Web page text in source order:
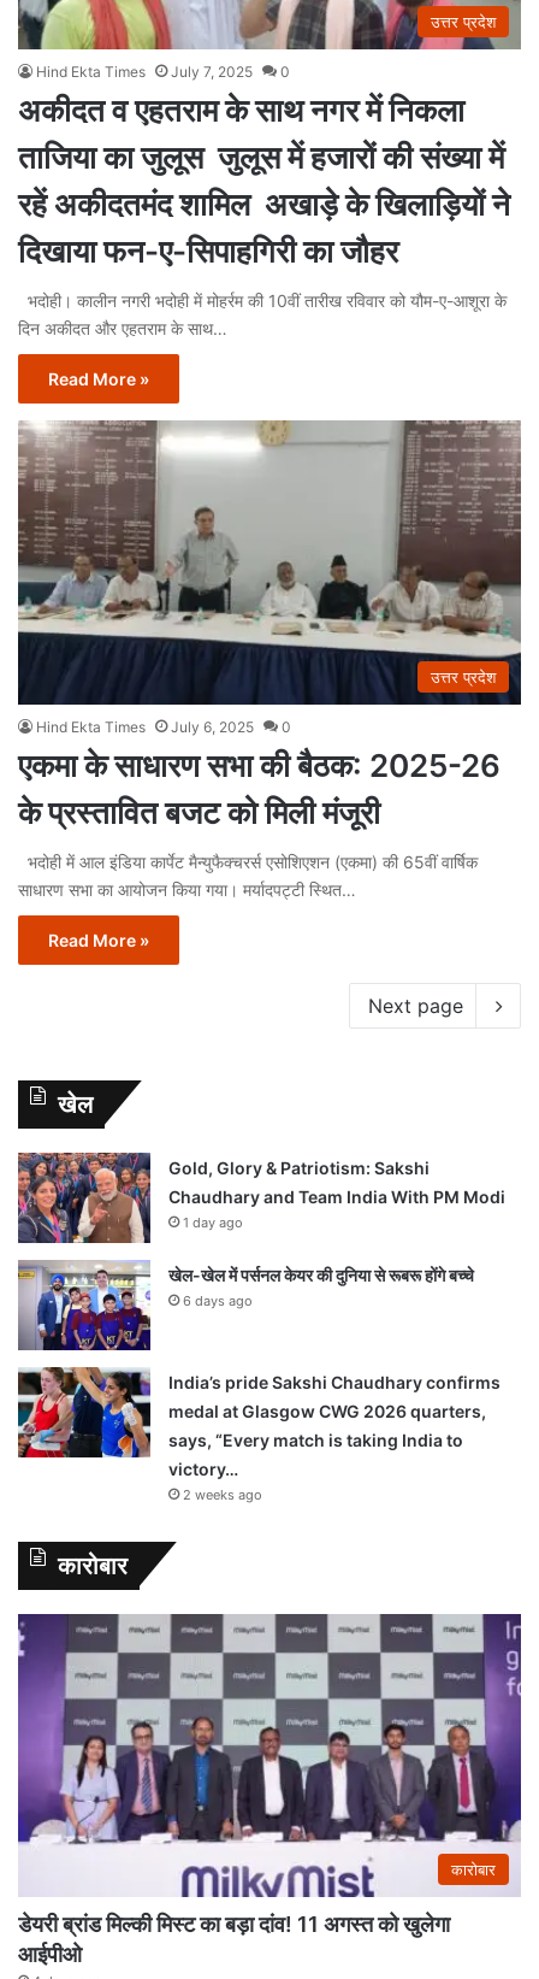
उत्तर प्रदेश
Hind Ekta Times July 7, 2025 0
अकीदत व एहतराम के साथ नगर में निकला
ताजिया का जुलूस जुलूस में हजारों की संख्या में
रहें अकीदतमंद शामिल अखाड़े के खिलाड़ियों ने
दिखाया फन-ए-सिपाहगिरी का जौहर
भदोही। कालीन नगरी भदोही में मोहर्रम की 10वीं तारीख रविवार को यौम-ए-आशूरा के
दिन अकीदत और एहतराम के साथ…
Read More »
उत्तर प्रदेश
Hind Ekta Times July 6, 2025 0
एकमा के साधारण सभा की बैठक: 2025-26
के प्रस्तावित बजट को मिली मंजूरी
भदोही में आल इंडिया कार्पेट मैन्युफैक्चरर्स एसोशिएशन (एकमा) की 65वीं वार्षिक
साधारण सभा का आयोजन किया गया। मर्यादपट्टी स्थित…
Read More »
Next page
खेल
Gold, Glory & Patriotism: Sakshi
Chaudhary and Team India With PM Modi
1 day ago
खेल-खेल में पर्सनल केयर की दुनिया से रूबरू होंगे बच्चे
6 days ago
India’s pride Sakshi Chaudhary confirms
medal at Glasgow CWG 2026 quarters,
says, “Every match is taking India to
victory…
2 weeks ago
कारोबार
कारोबार
डेयरी ब्रांड मिल्की मिस्ट का बड़ा दांव! 11 अगस्त को खुलेगा
आईपीओ